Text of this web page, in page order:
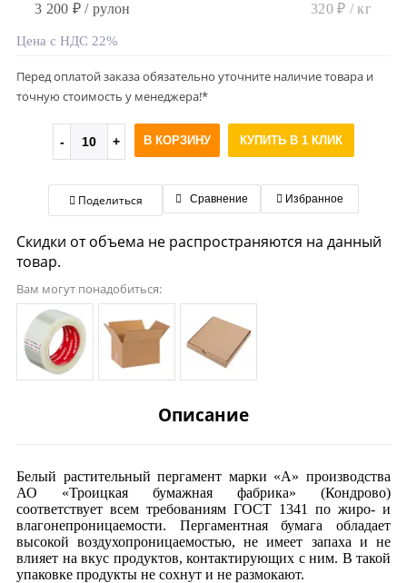
3 200 ₽ / рулон 320 ₽ / кг
Цена с НДС 22%
Перед оплатой заказа обязательно уточните наличие товара и
точную стоимость у менеджера!*
В КОРЗИНУ КУПИТЬ В 1 КЛИК
Поделиться Сравнение Избранное
Скидки от объема не распространяются на данный
товар.
Вам могут понадобиться:
Описание
Белый растительный пергамент марки «А» производства
АО «Троицкая бумажная фабрика» (Кондрово)
соответствует всем требованиям ГОСТ 1341 по жиро- и
влагонепроницаемости. Пергаментная бумага обладает
высокой воздухопроницаемостью, не имеет запаха и не
влияет на вкус продуктов, контактирующих с ним. В такой
упаковке продукты не сохнут и не размокают.